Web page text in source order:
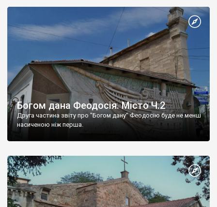
Богом дана Феодосія. Місто Ч.2
Друга частина звіту про "Богом дану" Феодосію буде не менш
насиченою ніж перша.